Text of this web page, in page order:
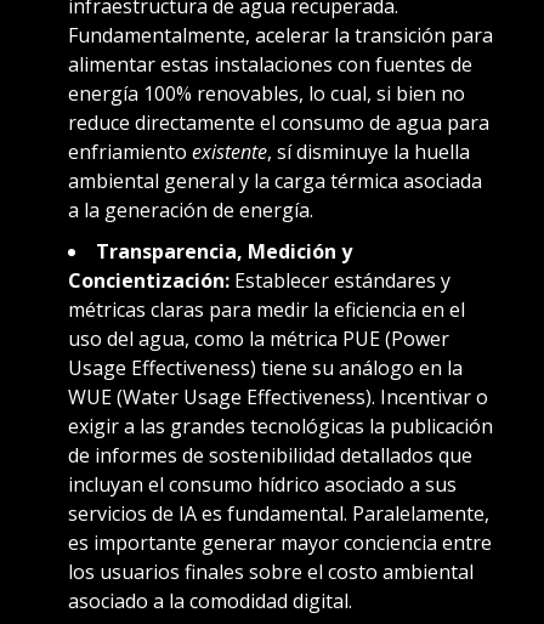
infraestructura de agua recuperada.
Fundamentalmente, acelerar la transición para
alimentar estas instalaciones con fuentes de
energía 100% renovables, lo cual, si bien no
reduce directamente el consumo de agua para
enfriamiento existente, sí disminuye la huella
ambiental general y la carga térmica asociada
a la generación de energía.
Transparencia, Medición y
Concientización: Establecer estándares y
métricas claras para medir la eficiencia en el
uso del agua, como la métrica PUE (Power
Usage Effectiveness) tiene su análogo en la
WUE (Water Usage Effectiveness). Incentivar o
exigir a las grandes tecnológicas la publicación
de informes de sostenibilidad detallados que
incluyan el consumo hídrico asociado a sus
servicios de IA es fundamental. Paralelamente,
es importante generar mayor conciencia entre
los usuarios finales sobre el costo ambiental
asociado a la comodidad digital.